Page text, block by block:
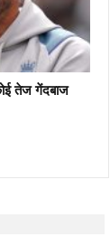
तेज गेंदबाज